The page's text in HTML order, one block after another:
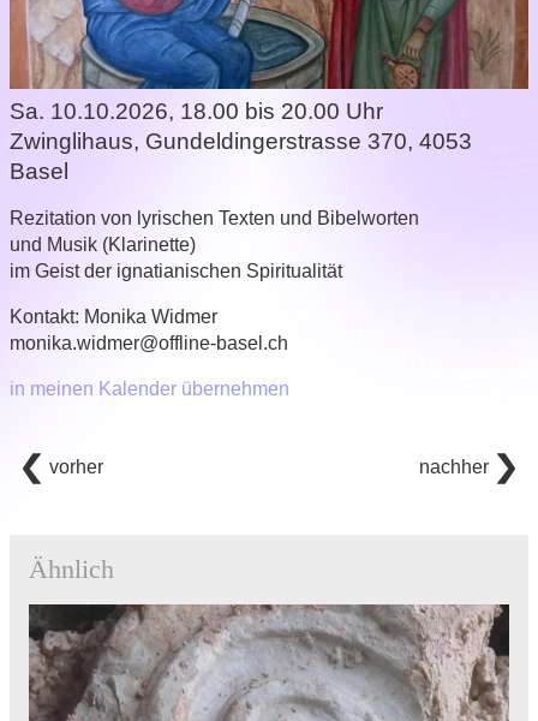
Sa. 10.10.2026, 18.00 bis 20.00 Uhr
Zwinglihaus, Gundeldingerstrasse 370, 4053
Basel
Rezitation von lyrischen Texten und Bibelworten
und Musik (Klarinette)
im Geist der ignatianischen Spiritualität
Kontakt: Monika Widmer
monika.widmer@offline-basel.ch
in meinen Kalender übernehmen
vorher nachher
Ähnlich